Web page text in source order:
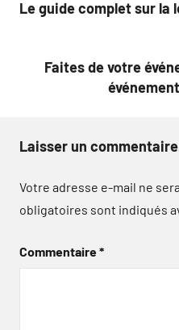
de
Le guide complet sur la
Faites de votre
Laisser un commentaire
Votre adresse e-mail ne
obligatoires sont indiqués
Commentaire*